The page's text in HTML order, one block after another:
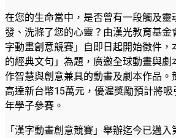
在您的生命當中，是否曾有一段觸及靈
發、洗滌了您的心靈？由漢光教育基金
字動畫創意競賽」自即日起開始徵件，
的經典文句」為題，廣邀全球動畫與劇
作智慧與創意兼具的動畫及劇本作品。
高達新台幣15萬元，優渥獎勵預計將
年學子參賽。
「漢字動畫創意競賽」舉辦迄今已邁